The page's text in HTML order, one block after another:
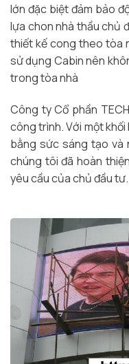
lớn đặc biệt đảm bảo
lựa chon nhà thầu chủ
thiết kế cong theo tòa
sử dụng Cabin nên
trong tòa nhà
Công ty Cổ phần
công trình. Với một
bằng sức sáng tạo
chúng tôi đã hoàn
yêu cầu của chủ đầu tư.